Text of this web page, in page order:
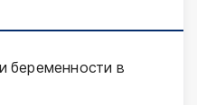
беременности в